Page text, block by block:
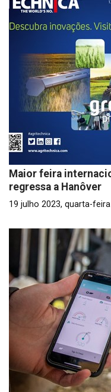
Maior feira
regressa a Hanôver
19 julho 2023, quarta-feira